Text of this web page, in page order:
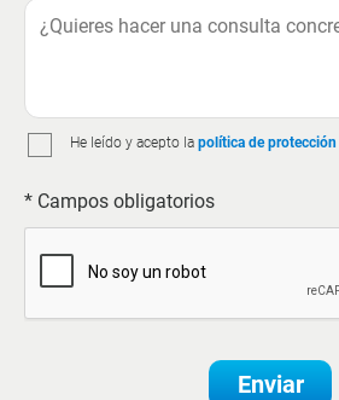
He leído y acepto la política de
* Campos obligatorios
Enviar